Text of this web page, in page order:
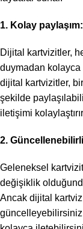
1. Kolay paylaşım:
Dijital kartvizitler,
duymadan kolayca
dijital kartvizitler, bir
şekilde
iletişimi
2.
Geleneksel
değişiklik
Ancak dijital